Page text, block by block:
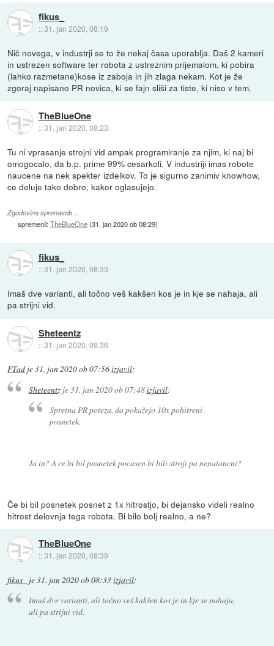
fikus_
::31. jan 2020, 08:19
Nič novega, v industrji se to že nekaj časa uporablja. Daš 2 kameri
in ustrezen software ter robota z ustreznim prijemalom, ki pobira
(lahko razmetane)kose iz zaboja in jih zlaga nekam. Kot je že
zgoraj napisano PR novica, ki se fajn sliši za tiste, ki niso v tem.
TheBlueOne
::31. jan 2020, 08:23
Tu ni vprasanje strojni vid ampak programiranje za njim, ki naj bi
omogocalo, da b.p. prime 99% cesarkoli. V industriji imas robote
naucene na nek spekter izdelkov. To je sigurno zanimiv knowhow,
ce deluje tako dobro, kakor oglasujejo.
Zgodovina sprememb…
spremenil:TheBlueOne(31. jan 2020 ob 08:29)
fikus_
::31. jan 2020, 08:33
Imaš dve varianti, ali točno veš kakšen kos je in kje se nahaja, ali
pa strijni vid.
Sheteentz
::31. jan 2020, 08:36
FTad je31. jan 2020 ob 07:56izjavil:
Sheteentzje31. jan 2020 ob 07:48izjavil:
Spretna PR poteza, da pokažejo 10x pohitreni
posnetek.
Ja in? A ce bi bil posnetek pocasen bi bili stroji pa nenatancni?
Če bi bil posnetek posnet z 1x hitrostjo, bi dejansko videli realno
hitrost delovnja tega robota. Bi bilo bolj realno, a ne?
TheBlueOne
::31. jan 2020, 08:39
fikus_ je31. jan 2020 ob 08:33izjavil:
Imaš dve varianti, ali točno veš kakšen kos je in kje se nahaja,
ali pa strijni vid.